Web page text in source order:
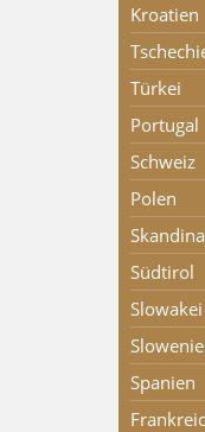
Kroatien
Türkei
Portugal
Schweiz
Polen
Südtirol
Slowakei
Spanien